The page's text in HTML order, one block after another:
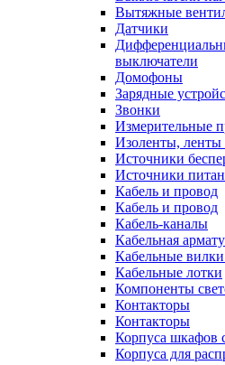
Вытяжные
Датчики
выключатели
Домофоны
Зарядные
Звонки
Измерительные
Изоленты, ленты
Источники
Источники
Кабель и провод
Кабель и провод
Кабель-каналы
Кабельная
Кабельные вилки
Кабельные лотки
Компоненты
Контакторы
Контакторы
Корпуса шкафов
Корпуса для